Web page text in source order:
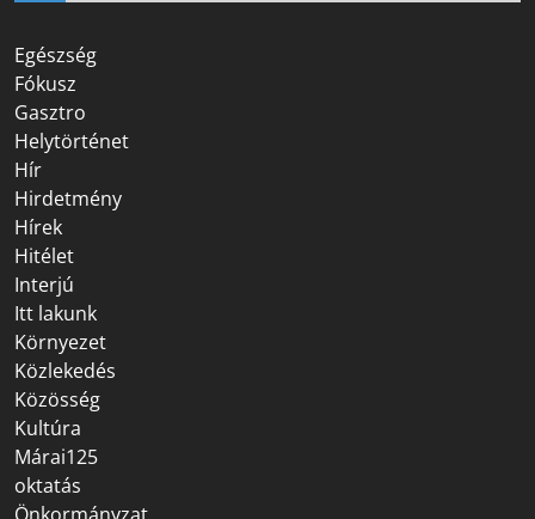
Egészség
Fókusz
Gasztro
Helytörténet
Hír
Hirdetmény
Hírek
Hitélet
Interjú
Itt lakunk
Környezet
Közlekedés
Közösség
Kultúra
Márai125
oktatás